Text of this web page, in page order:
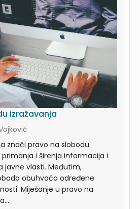
izražavanja
znači pravo na slobodu
i širenja informacija i
javne vlasti. Međutim,
obuhvaća određene
Miješanje u pravo na